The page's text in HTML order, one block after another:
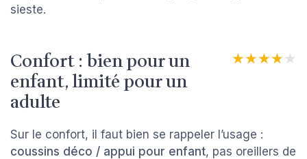
sieste.
Confort : bien pour un
enfant, limité pour un
adulte
★★★★★
★★★★★
Sur le confort, il faut bien se rappeler l’usage :
coussins déco / appui pour enfant, pas oreillers de